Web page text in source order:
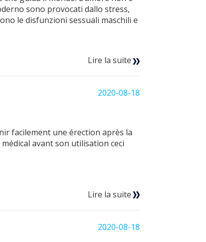
sono provocati dallo stress,
le disfunzioni sessuali maschili e
Lire la suite
2020-08-18
facilement une érection après la
avant son utilisation ceci
Lire la suite
2020-08-18